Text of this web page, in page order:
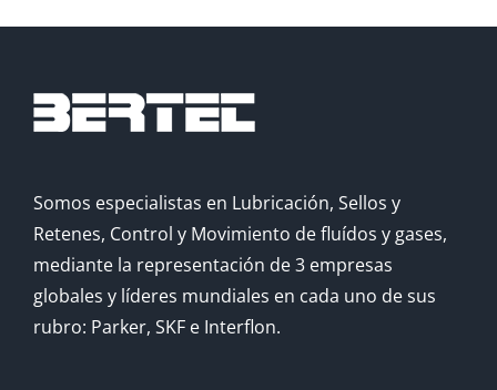
Somos especialistas en Lubricación, Sellos y
Retenes, Control y Movimiento de fluídos y gases,
mediante la representación de 3 empresas
globales y líderes mundiales en cada uno de sus
rubro: Parker, SKF e Interflon.